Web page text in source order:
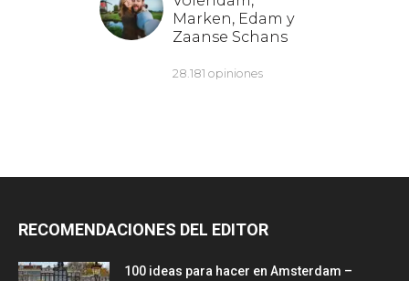
RECOMENDACIONES DEL EDITOR
100 ideas para hacer en Amsterdam –